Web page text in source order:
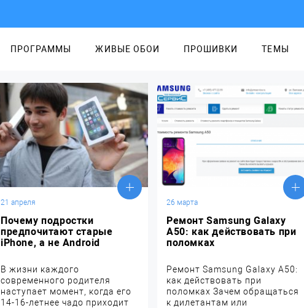
ПРОГРАММЫ ЖИВЫЕ ОБОИ ПРОШИВКИ ТЕМЫ
21 апреля
Почему подростки
предпочитают старые
iPhone, а не Android
В жизни каждого
современного родителя
наступает момент, когда его
14-16-летнее чадо приходит
26 марта
Ремонт Samsung Galaxy
А50: как действовать при
поломках
Ремонт Samsung Galaxy А50:
как действовать при
поломках Зачем обращаться
к дилетантам или